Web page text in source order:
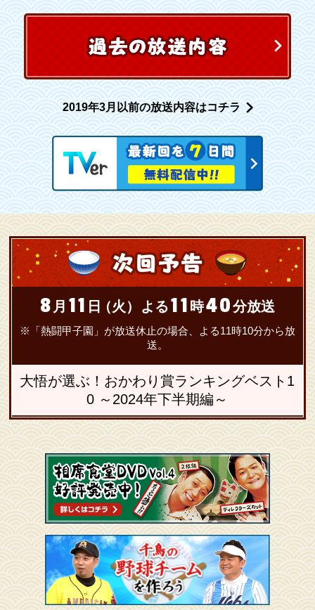
2019年3月以前の放送内容はコチラ
8 月 11 日 （火） よる 11 時40分放送
※「熱闘甲子園」が放送休止の場合、よる11時10分から放
送。
大悟が選ぶ！おかわり賞ランキングベスト1
0 ～2024年下半期編～